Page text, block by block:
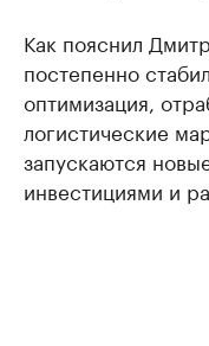
Как пояснил
постепенно
оптимизация,
логистические
запускаются
инвестициями и